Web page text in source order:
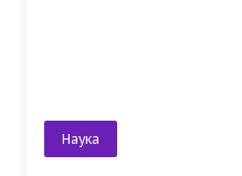
Наука